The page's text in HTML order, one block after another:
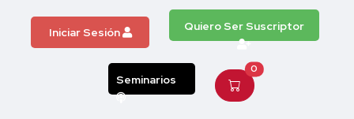
Iniciar Sesión Quiero Ser Suscriptor
Seminarios
0